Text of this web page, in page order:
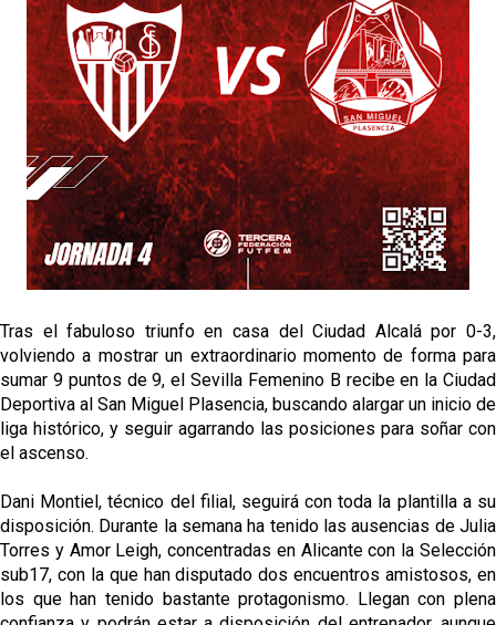
El Sevilla continúa con despidos y rechaza una
oferta de 420 millones por el club
El Sevilla FC cierra el fichaje de Robbie Ure
Crónica Pretemporada | Real Madrid 2-4 Sevilla FC
Femenino
La revolución de José Ignacio Navarro en el Sevilla
Tras el fabuloso triunfo en casa del Ciudad Alcalá por 0-3,
volviendo a mostrar un extraordinario momento de forma para
sumar 9 puntos de 9, el Sevilla Femenino B recibe en la Ciudad
Deportiva al San Miguel Plasencia, buscando alargar un inicio de
liga histórico, y seguir agarrando las posiciones para soñar con
el ascenso.
Dani Montiel, técnico del filial, seguirá con toda la plantilla a su
disposición. Durante la semana ha tenido las ausencias de Julia
Torres y Amor Leigh, concentradas en Alicante con la Selección
sub17, con la que han disputado dos encuentros amistosos, en
los que han tenido bastante protagonismo. Llegan con plena